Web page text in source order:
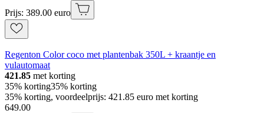
Prijs: 389.00 euro
Regenton Color coco met plantenbak 350L + kraantje en
vulautomaat
421.85 met korting
35% korting35% korting
35% korting, voordeelprijs: 421.85 euro met korting
649.00